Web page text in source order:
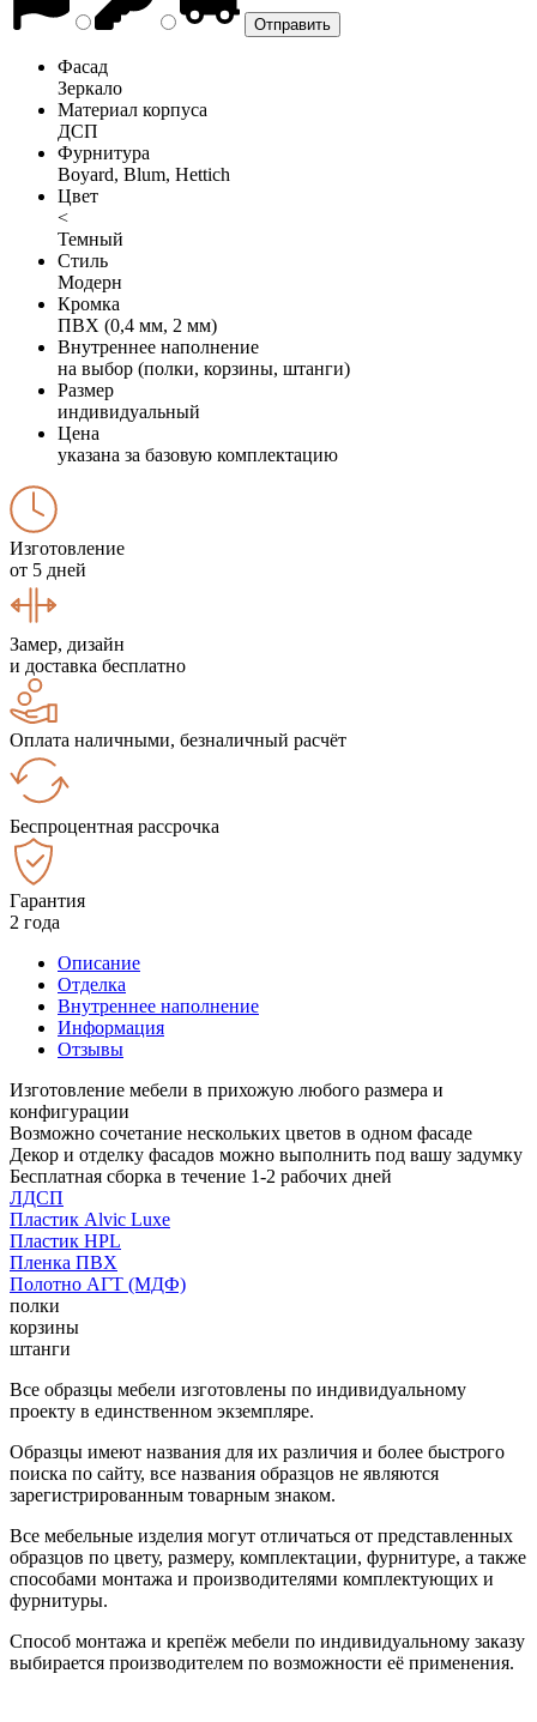
Фасад
Зеркало
Материал корпуса
ДСП
Фурнитура
Boyard, Blum, Hettich
Цвет
<
Темный
Стиль
Модерн
Кромка
ПВХ (0,4 мм, 2 мм)
Внутреннее наполнение
на выбор (полки, корзины, штанги)
Размер
индивидуальный
Цена
указана за базовую комплектацию
Изготовление
от 5 дней
Замер, дизайн
и доставка бесплатно
Оплата наличными, безналичный расчёт
Беспроцентная рассрочка
Гарантия
2 года
Описание
Отделка
Внутреннее наполнение
Информация
Отзывы
Изготовление мебели в прихожую любого размера и
конфигурации
Возможно сочетание нескольких цветов в одном фасаде
Декор и отделку фасадов можно выполнить под вашу задумку
Бесплатная сборка в течение 1-2 рабочих дней
ЛДСП
Пластик Alvic Luxe
Пластик HPL
Пленка ПВХ
Полотно АГТ (МДФ)
полки
корзины
штанги
Все образцы мебели изготовлены по индивидуальному
проекту в единственном экземпляре.
Образцы имеют названия для их различия и более быстрого
поиска по сайту, все названия образцов не являются
зарегистрированным товарным знаком.
Все мебельные изделия могут отличаться от представленных
образцов по цвету, размеру, комплектации, фурнитуре, а также
способами монтажа и производителями комплектующих и
фурнитуры.
Способ монтажа и крепёж мебели по индивидуальному заказу
выбирается производителем по возможности её применения.